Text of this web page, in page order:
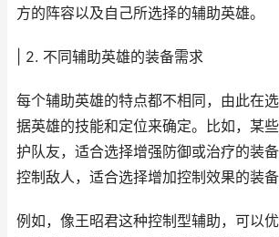
方的阵容以及自己所选择的辅助英雄。
| 2. 不同辅助英雄的装备需求
每个辅助英雄的特点都不相同，由此在
据英雄的技能和定位来确定。比如，某
护队友，适合选择增强防御或治疗的装
控制敌人，适合选择增加控制效果的装备
例如，像王昭君这种控制型辅助，可以